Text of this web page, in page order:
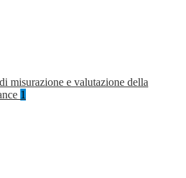
misurazione e valutazione della
1